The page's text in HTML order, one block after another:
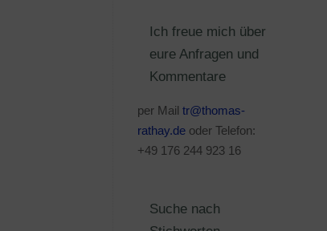
Ich freue mich über
eure Anfragen und
Kommentare
per Mail tr@thomas-
rathay.de oder Telefon:
+49 176 244 923 16
Suche nach